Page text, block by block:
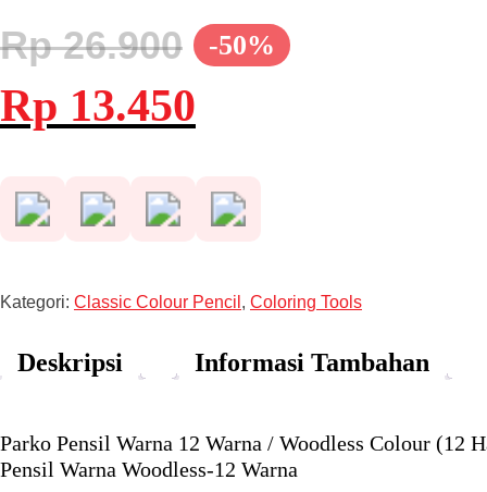
-50%
Rp26.900
Harga
aslinya
adalah:
Rp 13.450ini
Kategori: Classic Colour Pencil , Coloring Tools
Deskripsi Informasi Tambahan
Parko Pensil Warna 12 Warna / Woodless Colour
Pensil Warna Woodless-12 Warna